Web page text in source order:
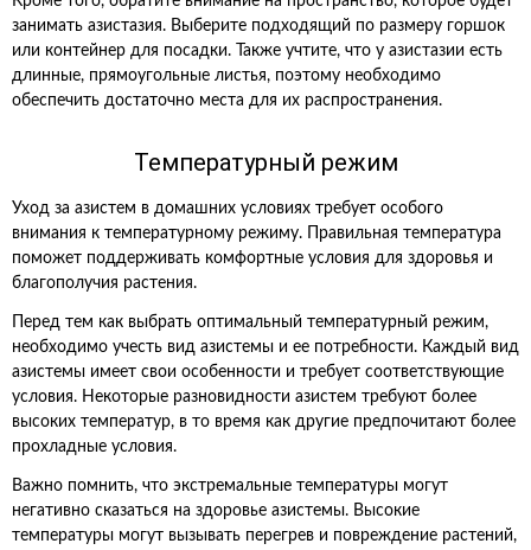
занимать азистазия. Выберите подходящий по размеру горшок
или контейнер для посадки. Также учтите, что у азистазии есть
длинные, прямоугольные листья, поэтому необходимо
обеспечить достаточно места для их распространения.
Температурный режим
Уход за азистем в домашних условиях требует особого
внимания к температурному режиму. Правильная температура
поможет поддерживать комфортные условия для здоровья и
благополучия растения.
Перед тем как выбрать оптимальный температурный режим,
необходимо учесть вид азистемы и ее потребности. Каждый вид
азистемы имеет свои особенности и требует соответствующие
условия. Некоторые разновидности азистем требуют более
высоких температур, в то время как другие предпочитают более
прохладные условия.
Важно помнить, что экстремальные температуры могут
негативно сказаться на здоровье азистемы. Высокие
температуры могут вызывать перегрев и повреждение растений,